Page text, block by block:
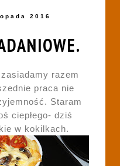
2016
razem
praca nie
Staram
ciepłego- dziś
w kokilkach.